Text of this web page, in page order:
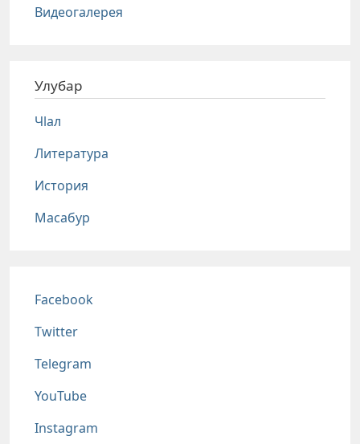
Видеогалерея
Улубар
Чlал
Литература
История
Масабур
Соц сети
Facebook
Twitter
Telegram
YouTube
Instagram